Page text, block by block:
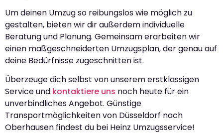
Um deinen Umzug so reibungslos wie möglich zu
gestalten, bieten wir dir außerdem individuelle
Beratung und Planung. Gemeinsam erarbeiten wir
einen maßgeschneiderten Umzugsplan, der genau auf
deine Bedürfnisse zugeschnitten ist.
Überzeuge dich selbst von unserem erstklassigen
Service und kontaktiere uns noch heute für ein
unverbindliches Angebot. Günstige
Transportmöglichkeiten von Düsseldorf nach
Oberhausen findest du bei Heinz Umzugsservice!